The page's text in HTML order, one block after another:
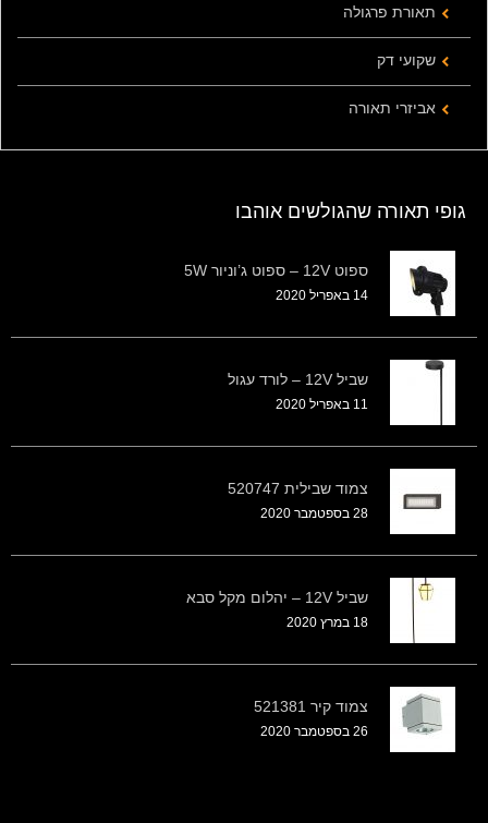
תאורת פרגולה
שקועי דק
אביזרי תאורה
גופי תאורה שהגולשים אוהבו
ספוט 12V – ספוט ג’וניור 5W
14 באפריל 2020
שביל 12V – לורד עגול
11 באפריל 2020
צמוד שבילית 520747
28 בספטמבר 2020
שביל 12V – יהלום מקל סבא
18 במרץ 2020
צמוד קיר 521381
26 בספטמבר 2020